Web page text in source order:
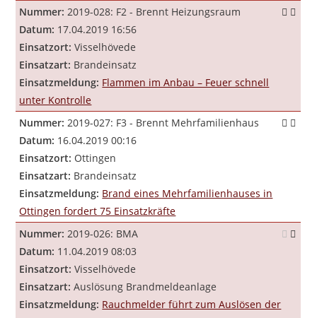
Nummer: 2019-028: F2 - Brennt Heizungsraum
Datum: 17.04.2019 16:56
Einsatzort: Visselhövede
Einsatzart: Brandeinsatz
Einsatzmeldung: Flammen im Anbau – Feuer schnell
unter Kontrolle
Nummer: 2019-027: F3 - Brennt Mehrfamilienhaus
Datum: 16.04.2019 00:16
Einsatzort: Ottingen
Einsatzart: Brandeinsatz
Einsatzmeldung: Brand eines Mehrfamilienhauses in
Ottingen fordert 75 Einsatzkräfte
Nummer: 2019-026: BMA
Datum: 11.04.2019 08:03
Einsatzort: Visselhövede
Einsatzart: Auslösung Brandmeldeanlage
Einsatzmeldung: Rauchmelder führt zum Auslösen der